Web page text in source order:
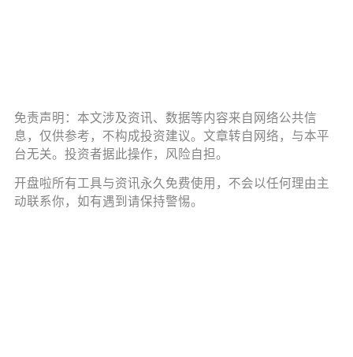
免责声明：本文涉及资讯、数据等内容来自网络公共信
息，仅供参考，不构成投资建议。文章转自网络，与本平
台无关。投资者据此操作，风险自担。
开盘啦所有工具与资讯永久免费使用，不会以任何理由主
动联系你，如有遇到请保持警惕。